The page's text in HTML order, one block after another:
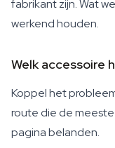
fabrikant zijn. Wat
werkend houden.
Welk accessoire
Koppel het
route die de
pagina belanden.